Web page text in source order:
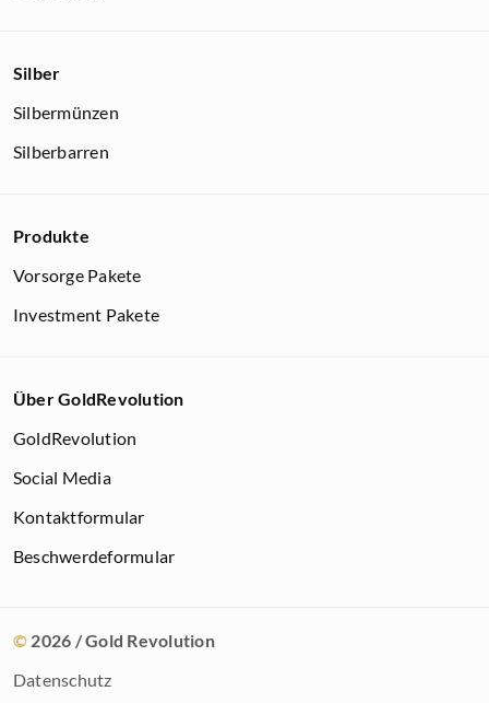
Silber
Silbermünzen
Silberbarren
Produkte
Vorsorge Pakete
Investment Pakete
Über GoldRevolution
GoldRevolution
Social Media
Kontaktformular
Beschwerdeformular
© 2026 / Gold Revolution
Datenschutz